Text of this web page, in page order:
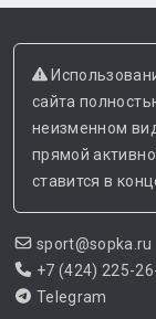
сайта
неизменном
прямой
ставится в
sport@sopka.ru
+7 (424) 225-
Telegram